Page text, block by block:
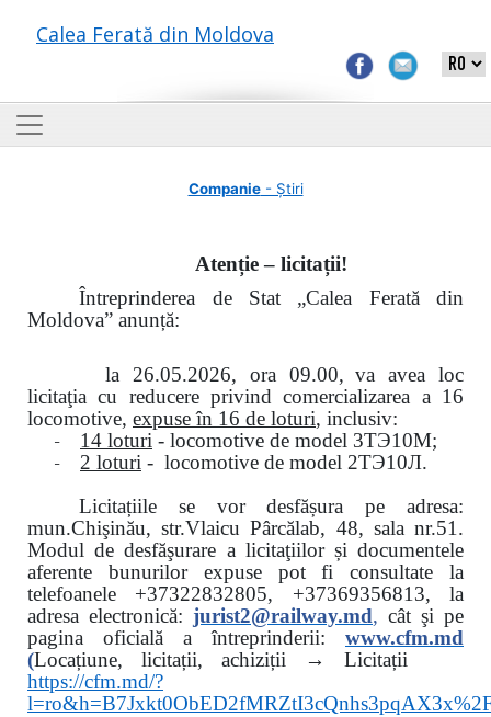
Calea Ferată din Moldova
Companie- Știri
Atenție – licitații!
Întreprinderea de Stat „Calea Ferată din
Moldova” anunță:
la 26.05.2026, ora 09.00, va avea loc
licitaţia cu reducere privind comercializarea a 16
locomotive, expuse în 16 de loturi, inclusiv:
- 14 loturi - locomotive de model 3ТЭ10М;
- 2 loturi - locomotive de model 2ТЭ10Л.
Licitațiile se vor desfășura pe adresa:
mun.Chişinău, str.Vlaicu Pârcălab, 48, sala nr.51.
Modul de desfăşurare a licitaţiilor și documentele
aferente bunurilor expuse pot fi consultate la
telefoanele +37322832805, +37369356813, la
adresa electronică: jurist2@railway.md, cât şi pe
pagina oficială a întreprinderii:
www.cfm.md
(Locațiune, licitații, achiziții → Licitații
https://cfm.md/?